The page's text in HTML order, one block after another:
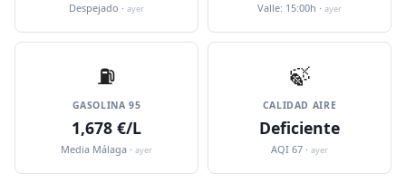
Despejado · ayer Valle: 15:00h · ayer
⛽️
GASOLINA 95
1,678 €/L
Media Málaga · ayer
🍃
CALIDAD AIRE
Deficiente
AQI 67 · ayer